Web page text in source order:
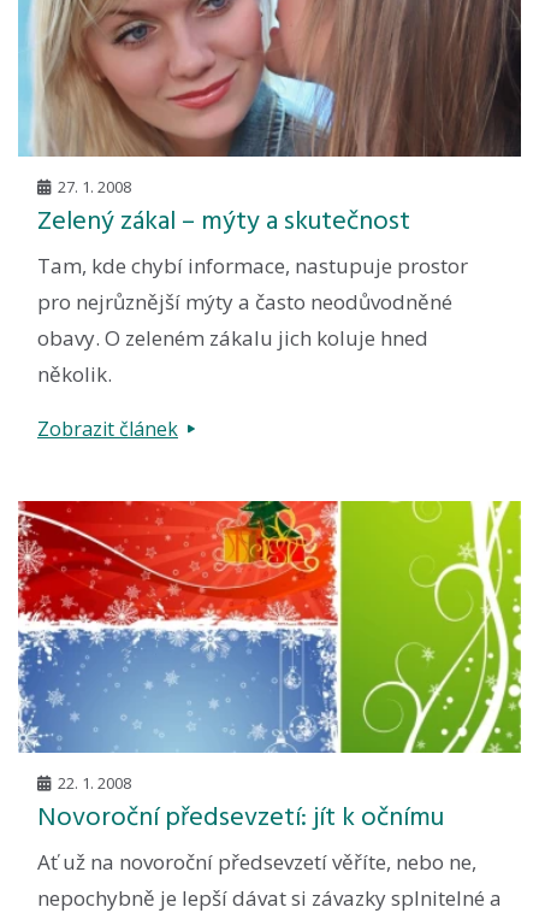
27. 1. 2008
Zelený zákal – mýty a skutečnost
Tam, kde chybí informace, nastupuje prostor
pro nejrůznější mýty a často neodůvodněné
obavy. O zeleném zákalu jich koluje hned
několik.
Zobrazit článek
22. 1. 2008
Novoroční předsevzetí: jít k očnímu
Ať už na novoroční předsevzetí věříte, nebo ne,
nepochybně je lepší dávat si závazky splnitelné a